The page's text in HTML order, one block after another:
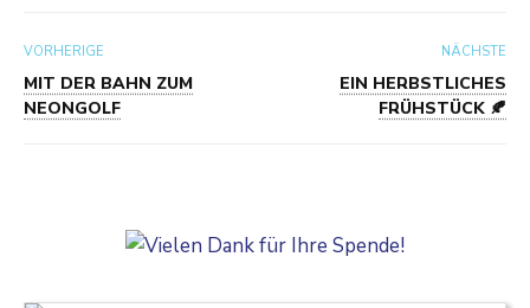
VORHERIGE
MIT DER BAHN ZUM
NEONGOLF
NÄCHSTE
EIN HERBSTLICHES
FRÜHSTÜCK 🍂